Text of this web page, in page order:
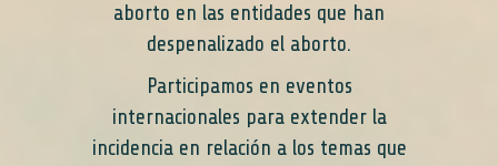
aborto en las entidades que han
despenalizado el aborto.
Participamos en eventos
internacionales para extender la
incidencia en relación a los temas que